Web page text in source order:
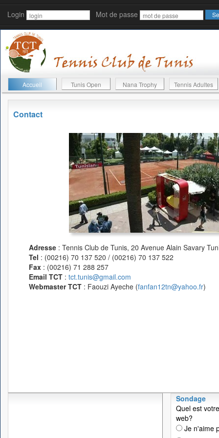
Login Mot de passe
Accueil Tunis Open Nana Trophy Tennis Adultes
Contact
Adresse : Tennis Club de Tunis, 20 Avenue Alain Savary
Tel : (00216) 70 137 520 / (00216) 70 137 522
Fax : (00216) 71 288 257
Email TCT : tct.tunis@gmail.com
Webmaster TCT : Faouzi Ayeche (fanfan12tn@yahoo.fr)
Sondage
Quel est
web?
Je n'aime